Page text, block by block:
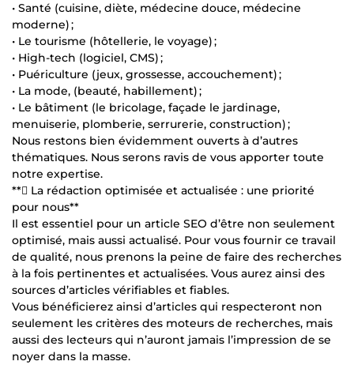
• Santé (cuisine, diète, médecine douce, médecine
moderne) ;
• Le tourisme (hôtellerie, le voyage) ;
• High-tech (logiciel, CMS) ;
• Puériculture (jeux, grossesse, accouchement) ;
• La mode, (beauté, habillement) ;
• Le bâtiment (le bricolage, façade le jardinage,
menuiserie, plomberie, serrurerie, construction) ;
Nous restons bien évidemment ouverts à d’autres
thématiques. Nous serons ravis de vous apporter toute
notre expertise.
** La rédaction optimisée et actualisée : une priorité
pour nous**
Il est essentiel pour un article SEO d’être non seulement
optimisé, mais aussi actualisé. Pour vous fournir ce travail
de qualité, nous prenons la peine de faire des recherches
à la fois pertinentes et actualisées. Vous aurez ainsi des
sources d’articles vérifiables et fiables.
Vous bénéficierez ainsi d’articles qui respecteront non
seulement les critères des moteurs de recherches, mais
aussi des lecteurs qui n’auront jamais l’impression de se
noyer dans la masse.